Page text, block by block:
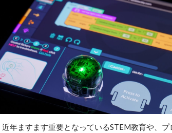
近年ますます重要となっているSTEM教育や、プ